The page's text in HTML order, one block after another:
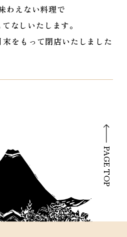
わえない料理で
なしいたします。
をもって閉店いたしました
PAGE TOP